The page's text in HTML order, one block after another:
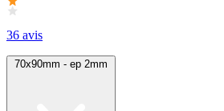
36 avis
70x90mm - ep 2mm